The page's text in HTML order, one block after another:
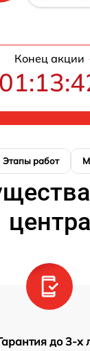
Конец акции
Этапы работ
центра
до 3-х